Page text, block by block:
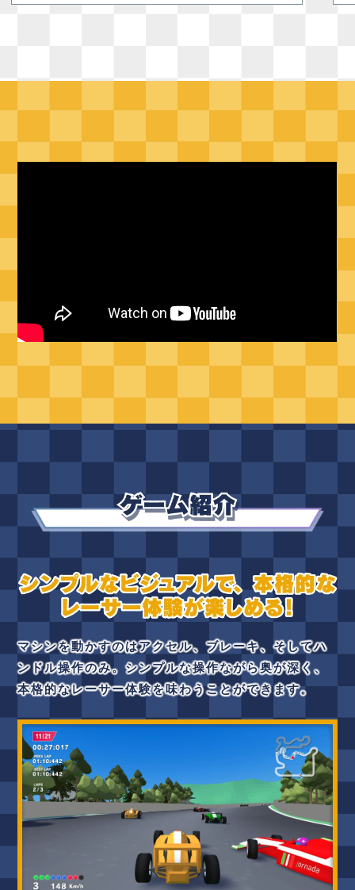
マシンを動かすのはアクセル、ブレーキ、そしてハ
ンドル操作のみ。シンプルな操作ながら奥が深く、
本格的なレーサー体験を味わうことができます。